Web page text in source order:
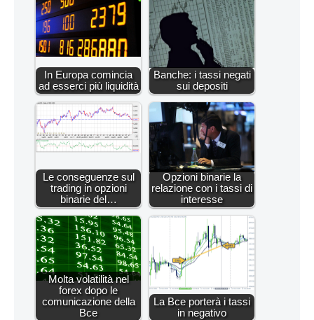
In Europa comincia
ad esserci più liquidità
Banche: i tassi negati
sui depositi
Le conseguenze sul
trading in opzioni
binarie del…
Opzioni binarie la
relazione con i tassi di
interesse
Molta volatilità nel
forex dopo le
comunicazione della
Bce
La Bce porterà i tassi
in negativo